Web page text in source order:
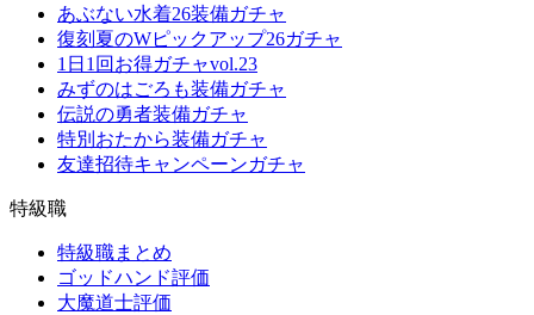
あぶない水着26装備ガチャ
復刻夏のWピックアップ26ガチャ
1日1回お得ガチャvol.23
みずのはごろも装備ガチャ
伝説の勇者装備ガチャ
特別おたから装備ガチャ
友達招待キャンペーンガチャ
特級職
特級職まとめ
ゴッドハンド評価
大魔道士評価